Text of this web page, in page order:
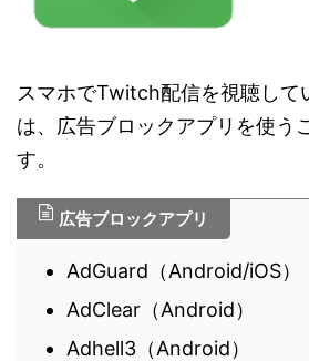
スマホでTwitch配信を視聴して
は、広告ブロックアプリを使う
す。
広告ブロックアプリ
AdGuard（Android/iOS）
AdClear（Android）
Adhell3（Android）